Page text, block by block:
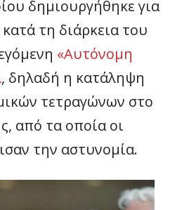
δημιουργήθηκε για
τη διάρκεια του
«Αυτόνομη
, δηλαδή η κατάληψη
τετραγώνων στο
από τα οποία οι
την αστυνομία.